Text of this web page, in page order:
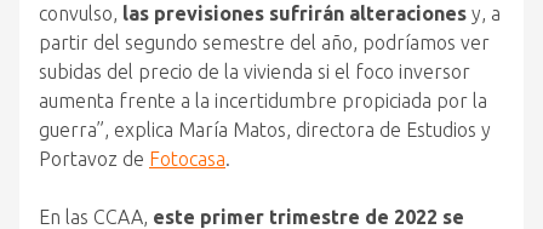
convulso, las previsiones sufrirán alteraciones y, a
partir del segundo semestre del año, podríamos ver
subidas del precio de la vivienda si el foco inversor
aumenta frente a la incertidumbre propiciada por la
guerra”, explica María Matos, directora de Estudios y
Portavoz de Fotocasa.
En las CCAA, este primer trimestre de 2022 se